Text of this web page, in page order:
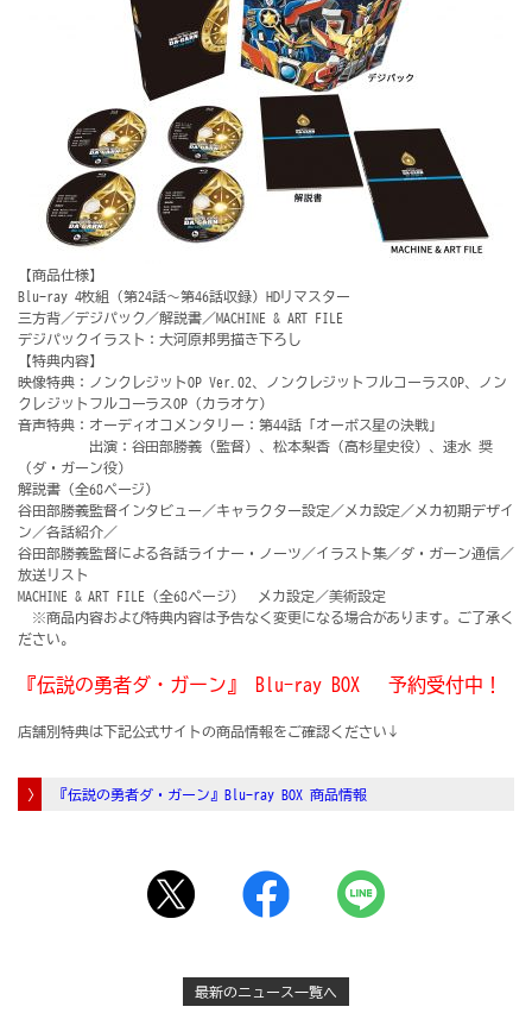
【商品仕様】
Blu-ray 4枚組（第24話～第46話収録）HDリマスター
三方背／デジパック／解説書／MACHINE & ART FILE
デジパックイラスト：大河原邦男描き下ろし
【特典内容】
映像特典：ノンクレジットOP Ver.02、ノンクレジットフルコーラスOP、ノン
クレジットフルコーラスOP（カラオケ）
音声特典：オーディオコメンタリー：第44話「オーボス星の決戦」
出演：谷田部勝義（監督）、松本梨香（高杉星史役）、速水 奨
（ダ・ガーン役)
解説書（全68ページ）
谷田部勝義監督インタビュー／キャラクター設定／メカ設定／メカ初期デザイ
ン／各話紹介／
谷田部勝義監督による各話ライナー・ノーツ／イラスト集／ダ・ガーン通信／
放送リスト
MACHINE & ART FILE（全68ページ） メカ設定／美術設定
※商品内容および特典内容は予告なく変更になる場合があります。ご了承く
ださい。
『伝説の勇者ダ・ガーン』 Blu-ray BOX 予約受付中！
店舗別特典は下記公式サイトの商品情報をご確認ください↓
『伝説の勇者ダ・ガーン』Blu-ray BOX 商品情報
最新のニュース一覧へ